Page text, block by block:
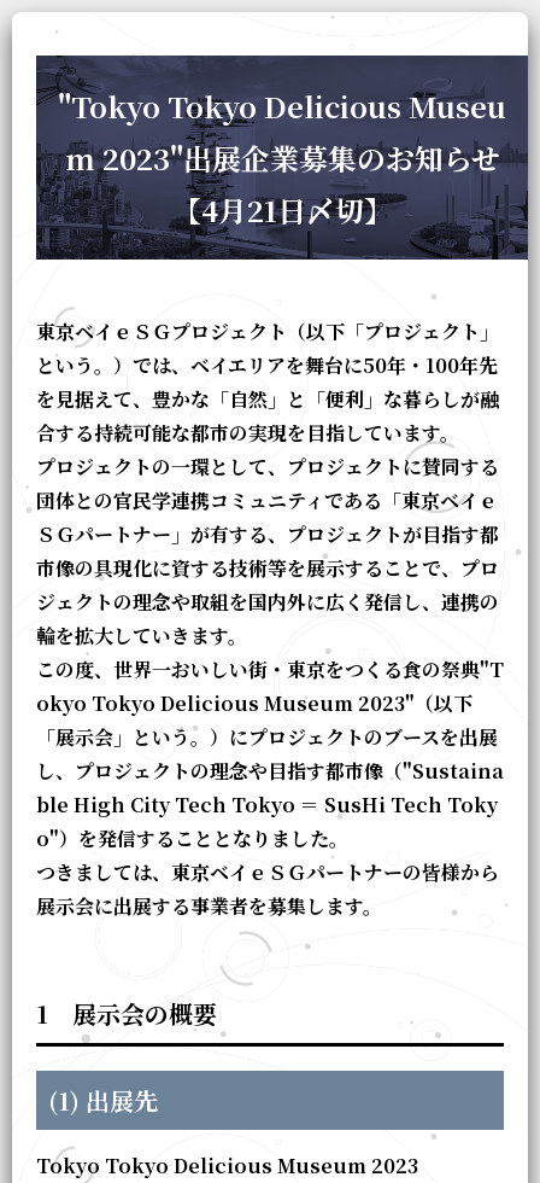
"Tokyo Tokyo Delicious Museu
m 2023"出展企業募集のお知らせ
【4月21日〆切】
東京ベイｅＳＧプロジェクト（以下「プロジェクト」
という。）では、ベイエリアを舞台に50年・100年先
を見据えて、豊かな「自然」と「便利」な暮らしが融
合する持続可能な都市の実現を目指しています。
プロジェクトの一環として、プロジェクトに賛同する
団体との官民学連携コミュニティである「東京ベイｅ
ＳＧパートナー」が有する、プロジェクトが目指す都
市像の具現化に資する技術等を展示することで、プロ
ジェクトの理念や取組を国内外に広く発信し、連携の
輪を拡大していきます。
この度、世界一おいしい街・東京をつくる食の祭典"T
okyo Tokyo Delicious Museum 2023"（以下
「展示会」という。）にプロジェクトのブースを出展
し、プロジェクトの理念や目指す都市像（"Sustaina
ble High City Tech Tokyo ＝ SusHi Tech Toky
o"）を発信することとなりました。
つきましては、東京ベイｅＳＧパートナーの皆様から
展示会に出展する事業者を募集します。
1 展示会の概要
(1) 出展先
Tokyo Tokyo Delicious Museum 2023